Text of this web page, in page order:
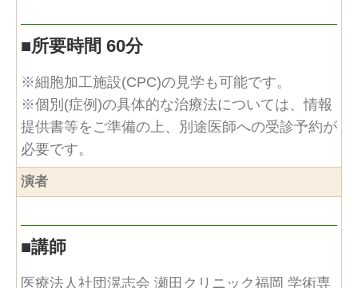
■所要時間 60分
※細胞加工施設(CPC)の見学も可能です。
※個別(症例)の具体的な治療法については、情報
提供書等をご準備の上、別途医師への受診予約が
必要です。
演者
■講師
医療法人社団滉志会 瀬田クリニック福岡 学術専